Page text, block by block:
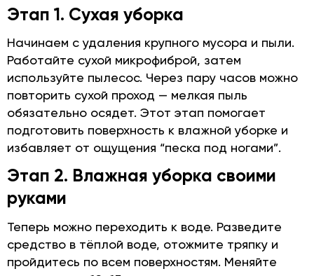
Этап 1. Сухая уборка
Начинаем с удаления крупного мусора и пыли.
Работайте сухой микрофиброй, затем
используйте пылесос. Через пару часов можно
повторить сухой проход — мелкая пыль
обязательно осядет. Этот этап помогает
подготовить поверхность к влажной уборке и
избавляет от ощущения “песка под ногами”.
Этап 2. Влажная уборка своими
руками
Теперь можно переходить к воде. Разведите
средство в тёплой воде, отожмите тряпку и
пройдитесь по всем поверхностям. Меняйте